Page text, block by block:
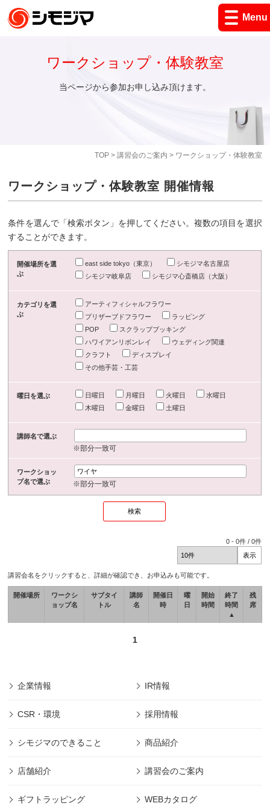
Menu
TOP> 講習会のご案内 > ワークショップ・体験教室
ワークショップ・体験教室
当ページから参加お申し込み頂けます。
ワークショップ・体験教室 開催情報
条件を選んで「検索ボタン」を押してください。複数の項目を選択
することができます。
開催場所を選
ぶ
east side tokyo（東京）
シモジマ名古屋店
シモジマ岐阜店
シモジマ心斎橋店（大阪）
カテゴリを選
ぶ
アーティフィシャルフラワー
プリザーブドフラワー
ラッピング
POP
スクラップブッキング
ハワイアンリボンレイ
ウェディング関連
クラフト
ディスプレイ
その他手芸・工芸
曜日を選ぶ 日曜日 月曜日 火曜日
水曜日
木曜日
金曜日 土曜日
講師名で選ぶ
※部分一致可
ワークショッ
プ名で選ぶ
※部分一致可
0 -0件 /0件
講習会名をクリックすると、詳細が確認でき、お申込みも可能です。
開催場所
ワークシ
ョップ名
サブタイ
トル
講師
名
開催日
時
曜
日
開始
時間
終了
時間
▲
残
席
1
企業情報 IR情報
CSR・環境 採用情報
シモジマのできること 商品紹介
店舗紹介 講習会のご案内
ギフトラッピング WEBカタログ